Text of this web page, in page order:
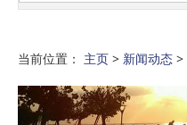
当前位置： 主页 > 新闻动态 >